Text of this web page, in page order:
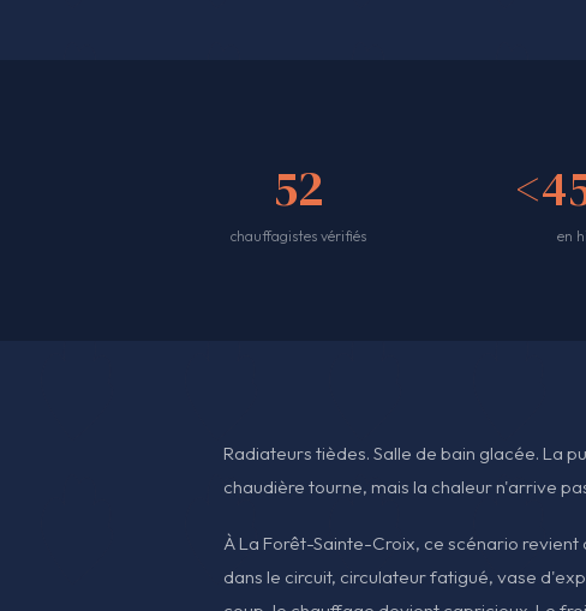
52
chauffagistes vérifiés en
Radiateurs tièdes. Salle de bain glacée. La
chaudière tourne, mais la chaleur n'arrive
À La Forêt-Sainte-Croix, ce scénario revient
dans le circuit, circulateur fatigué, vase